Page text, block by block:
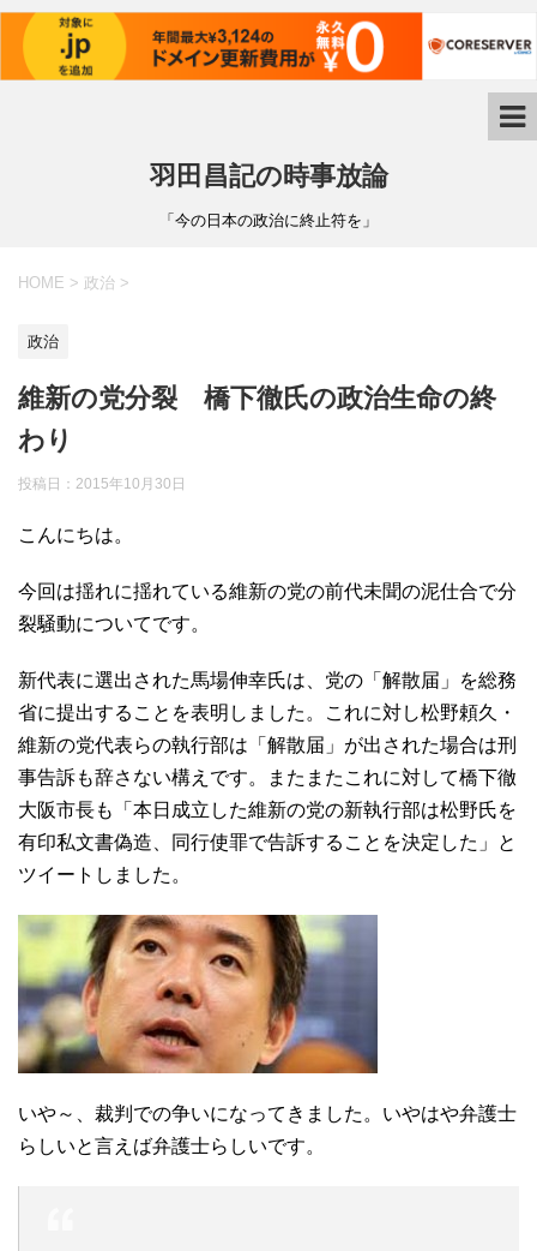
羽田昌記の時事放論
「今の日本の政治に終止符を」
HOME > 政治 >
政治
維新の党分裂 橋下徹氏の政治生命の終
わり
投稿日： 2015年10月30日
こんにちは。
今回は揺れに揺れている維新の党の前代未聞の泥仕合で分
裂騒動についてです。
新代表に選出された馬場伸幸氏は、党の「解散届」を総務
省に提出することを表明しました。これに対し松野頼久・
維新の党代表らの執行部は「解散届」が出された場合は刑
事告訴も辞さない構えです。またまたこれに対して橋下徹
大阪市長も「本日成立した維新の党の新執行部は松野氏を
有印私文書偽造、同行使罪で告訴することを決定した」と
ツイートしました。
いや～、裁判での争いになってきました。いやはや弁護士
らしいと言えば弁護士らしいです。